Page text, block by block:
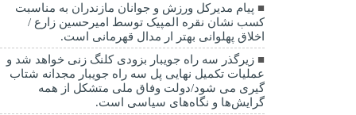
پیام مدیرکل ورزش و جوانان مازندران به مناسبت
کسب نشان نقره المپیک توسط امیرحسین زارع /
اخلاق پهلوانی بهتر ار مدال قهرمانی است.
زیرگذر سه راه جویبار بزودی کلنگ زنی خواهد شد و
عملیات تکمیل نهایی پل سه راه جویبار مجدانه شتاب
گیری می شود/دولت وفاق ملی متشکل از همه
گرایش‌ها و نگاه‌های سیاسی است.